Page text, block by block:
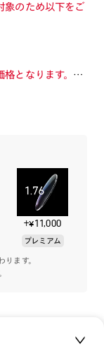
象のため以下をご
格となります。カ
合があります。
されたフレーム
丁番と厚生地の
ヤから当時の空
的モチーフであ
+¥11,000
プレミアム
ます。